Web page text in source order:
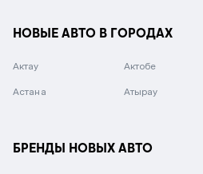
НОВЫЕ АВТО В ГОРОДАХ
Актау Актобе
Астана Атырау
БРЕНДЫ НОВЫХ АВТО